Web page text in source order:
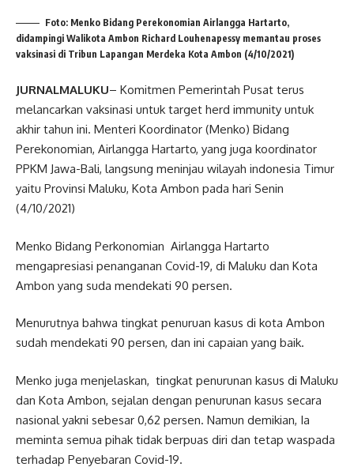
Foto: Menko Bidang Perekonomian Airlangga Hartarto,
didampingi Walikota Ambon Richard Louhenapessy memantau proses
vaksinasi di Tribun Lapangan Merdeka Kota Ambon (4/10/2021)
JURNALMALUKU– Komitmen Pemerintah Pusat terus
melancarkan vaksinasi untuk target herd immunity untuk
akhir tahun ini. Menteri Koordinator (Menko) Bidang
Perekonomian, Airlangga Hartarto, yang juga koordinator
PPKM Jawa-Bali, langsung meninjau wilayah indonesia Timur
yaitu Provinsi Maluku, Kota Ambon pada hari Senin
(4/10/2021)
Menko Bidang Perkonomian Airlangga Hartarto
mengapresiasi penanganan Covid-19, di Maluku dan Kota
Ambon yang suda mendekati 90 persen.
Menurutnya bahwa tingkat penuruan kasus di kota Ambon
sudah mendekati 90 persen, dan ini capaian yang baik.
Menko juga menjelaskan, tingkat penurunan kasus di Maluku
dan Kota Ambon, sejalan dengan penurunan kasus secara
nasional yakni sebesar 0,62 persen. Namun demikian, Ia
meminta semua pihak tidak berpuas diri dan tetap waspada
terhadap Penyebaran Covid-19.